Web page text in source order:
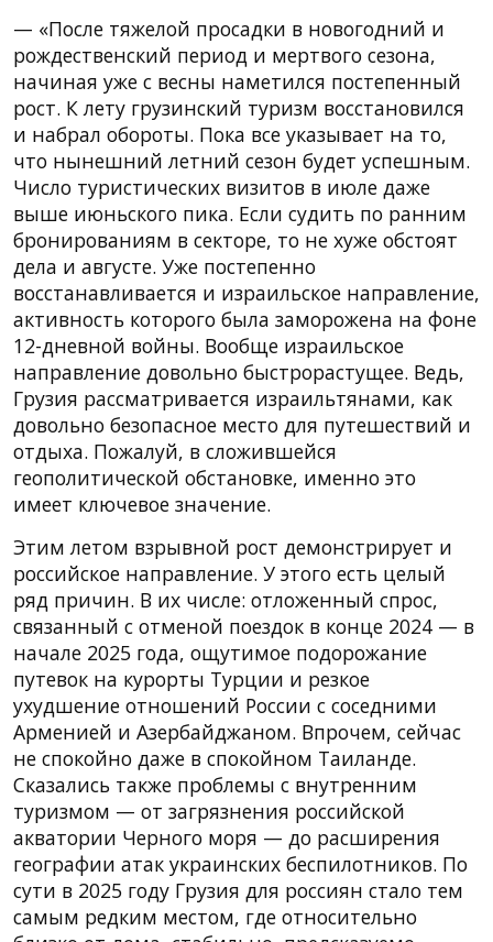
— «После тяжелой просадки в новогодний и
рождественский период и мертвого сезона,
начиная уже с весны наметился постепенный
рост. К лету грузинский туризм восстановился
и набрал обороты. Пока все указывает на то,
что нынешний летний сезон будет успешным.
Число туристических визитов в июле даже
выше июньского пика. Если судить по ранним
бронированиям в секторе, то не хуже обстоят
дела и августе. Уже постепенно
восстанавливается и израильское направление,
активность которого была заморожена на фоне
12-дневной войны. Вообще израильское
направление довольно быстрорастущее. Ведь,
Грузия рассматривается израильтянами, как
довольно безопасное место для путешествий и
отдыха. Пожалуй, в сложившейся
геополитической обстановке, именно это
имеет ключевое значение.
Этим летом взрывной рост демонстрирует и
российское направление. У этого есть целый
ряд причин. В их числе: отложенный спрос,
связанный с отменой поездок в конце 2024 — в
начале 2025 года, ощутимое подорожание
путевок на курорты Турции и резкое
ухудшение отношений России с соседними
Арменией и Азербайджаном. Впрочем, сейчас
не спокойно даже в спокойном Таиланде.
Сказались также проблемы с внутренним
туризмом — от загрязнения российской
акватории Черного моря — до расширения
географии атак украинских беспилотников. По
сути в 2025 году Грузия для россиян стало тем
самым редким местом, где относительно